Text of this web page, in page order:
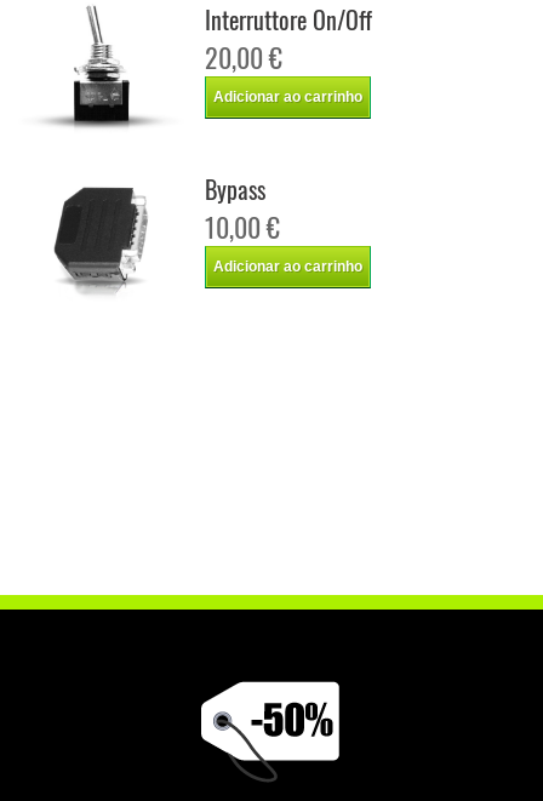
Interruttore On/Off
20,00 €
Adicionar ao carrinho
Bypass
10,00 €
Adicionar ao carrinho